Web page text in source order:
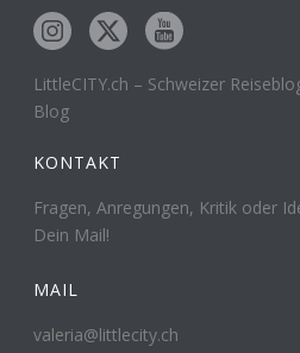
LittleCITY.ch – Schweizer
Blog
KONTAKT
Fragen, Anregungen, Kritik oder
Dein Mail!
MAIL
valeria@littlecity.ch